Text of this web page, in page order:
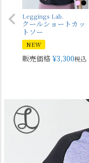
Leggings Lab.
クールショートカッ
トソー
NEW
販売価格 ¥3,300税込